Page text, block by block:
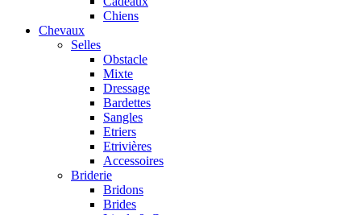
Chiens
Chevaux
Selles
Obstacle
Mixte
Dressage
Bardettes
Sangles
Etriers
Etrivières
Accessoires
Briderie
Bridons
Brides